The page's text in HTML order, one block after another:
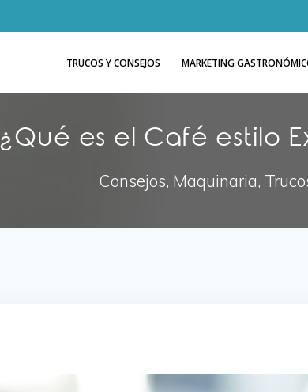
TRUCOS Y CONSEJOS MARKETING
¿Qué es el Café estilo
Consejos, Maquinaria,